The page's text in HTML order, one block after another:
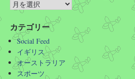
カテゴリー
Social Feed
イギリス
オーストラリア
スポーツ